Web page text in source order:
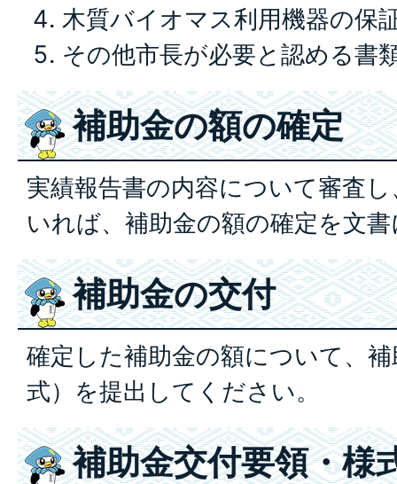
木質バイオマス利用機器の保
その他市長が必要と認める書
補助金の額の確定
実績報告書の内容について審査
いれば、補助金の額の確定を文
補助金の交付
確定した補助金の額について、
式）を提出してください。
補助金交付要領・様